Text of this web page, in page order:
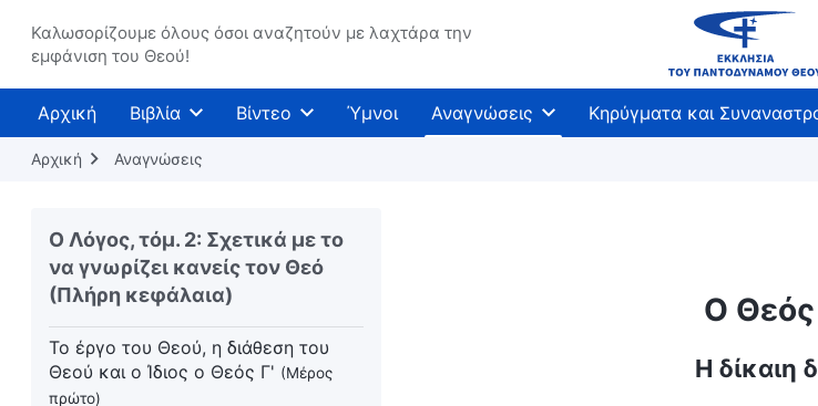
Καλωσορίζουμε όλους όσοι αναζητούν με λαχτάρα την
εμφάνιση του Θεού!
Αρχική Βιβλία Βίντεο Ύμνοι Αναγνώσεις Κηρύγματα και
Αρχική Αναγνώσεις
Ο Λόγος, τόμ. 2: Σχετικά με το
να γνωρίζει κανείς τον Θεό
(Πλήρη κεφάλαια)
Το έργο του Θεού, η διάθεση του
Θεού και ο ίδιος ο Θεός Β'
έκτο)
Το έργο του Θεού, η διάθεση του
Θεού και ο ίδιος ο Θεός Β'
Το έργο του Θεού, η διάθεση του
Θεού και ο ίδιος ο Θεός Β' (Συνέχεια
από το έβδομο μέρος)
Το έργο του Θεού, η διάθεση του
Θεού και ο Ίδιος ο Θεός Γ' (Μέρος
πρώτο)
Ο Θεός
Η δίκαιη